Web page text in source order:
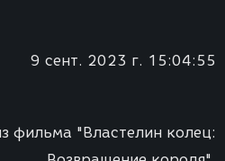
9 сент. 2023 г. 15:04:55
фильма "Властелин колец: